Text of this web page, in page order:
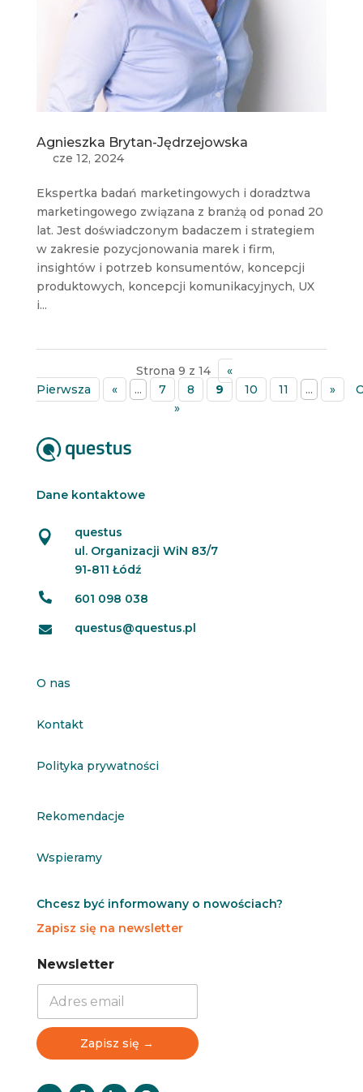
Agnieszka Brytan-Jędrzejowska
cze 12, 2024
Ekspertka badań marketingowych i doradztwa
marketingowego związana z branżą od ponad 20
lat. Jest doświadczonym badaczem i strategiem
w zakresie pozycjonowania marek i firm,
insightów i potrzeb konsumentów, koncepcji
produktowych, koncepcji komunikacyjnych, UX
i...
Strona 9 z 14
«
Pierwsza
« ... 7 8 9 10 11 ... »
»
Dane kontaktowe

questus
ul. Organizacji WiN 83/7
91-811 Łódź
 601 098 038
 questus@questus.pl
O nas
Kontakt
Polityka prywatności
Rekomendacje
Wspieramy
Chcesz być informowany o nowościach?
Zapisz się na newsletter
N
e
t
e
N
e
t
e
Newsletter
Zapisz się →